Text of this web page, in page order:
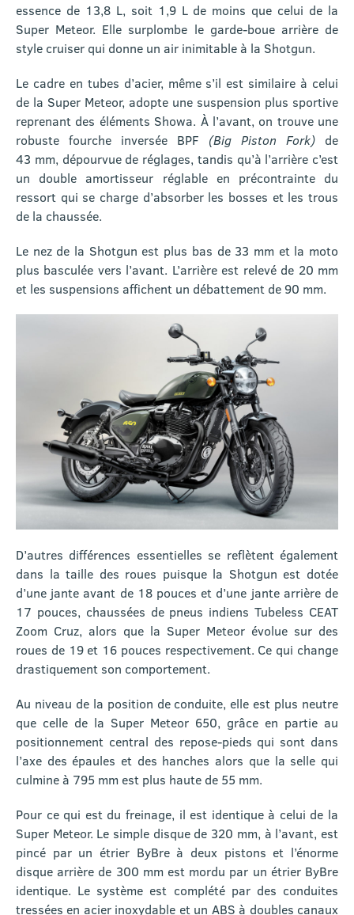
essence de 13,8 L, soit 1,9 L de moins que celui de la
Super Meteor. Elle surplombe le garde-boue arrière de
style cruiser qui donne un air inimitable à la Shotgun.
Le cadre en tubes d’acier, même s’il est similaire à celui
de la Super Meteor, adopte une suspension plus sportive
reprenant des éléments Showa. À l’avant, on trouve une
robuste fourche inversée BPF (Big Piston Fork) de
43 mm, dépourvue de réglages, tandis qu’à l’arrière c’est
un double amortisseur réglable en précontrainte du
ressort qui se charge d’absorber les bosses et les trous
de la chaussée.
Le nez de la Shotgun est plus bas de 33 mm et la moto
plus basculée vers l’avant. L’arrière est relevé de 20 mm
et les suspensions affichent un débattement de 90 mm.
D’autres différences essentielles se reflètent également
dans la taille des roues puisque la Shotgun est dotée
d’une jante avant de 18 pouces et d’une jante arrière de
17 pouces, chaussées de pneus indiens Tubeless CEAT
Zoom Cruz, alors que la Super Meteor évolue sur des
roues de 19 et 16 pouces respectivement. Ce qui change
drastiquement son comportement.
Au niveau de la position de conduite, elle est plus neutre
que celle de la Super Meteor 650, grâce en partie au
positionnement central des repose-pieds qui sont dans
l’axe des épaules et des hanches alors que la selle qui
culmine à 795 mm est plus haute de 55 mm.
Pour ce qui est du freinage, il est identique à celui de la
Super Meteor. Le simple disque de 320 mm, à l’avant, est
pincé par un étrier ByBre à deux pistons et l’énorme
disque arrière de 300 mm est mordu par un étrier ByBre
identique. Le système est complété par des conduites
tressées en acier inoxydable et un ABS à doubles canaux